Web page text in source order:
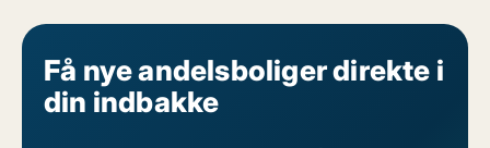
Få nye andelsboliger direkte i
din indbakke